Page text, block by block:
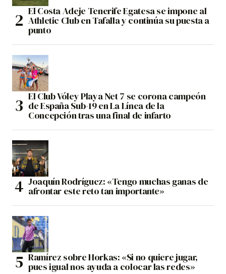
El Costa Adeje Tenerife Egatesa se impone al
Athletic Club en Tafalla y continúa su puesta a
punto
El Club Vóley Playa Net 7 se corona campeón
de España Sub-19 en La Línea de la
Concepción tras una final de infarto
Joaquín Rodríguez: «Tengo muchas ganas de
afrontar este reto tan importante»
Ramírez sobre Horkas: «Si no quiere jugar,
pues igual nos ayuda a colocar las redes»